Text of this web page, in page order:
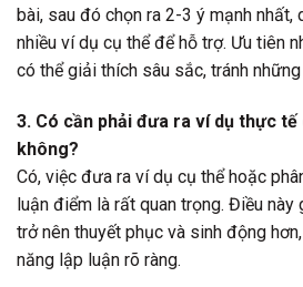
bài, sau đó chọn ra 2-3 ý mạnh nhất,
nhiều ví dụ cụ thể để hỗ trợ. Ưu tiên
có thể giải thích sâu sắc, tránh những
3. Có cần phải đưa ra ví dụ thực
không?
Có, việc đưa ra ví dụ cụ thể hoặc
luận điểm là rất quan trọng. Điều
trở nên thuyết phục và sinh động
năng lập luận rõ ràng.